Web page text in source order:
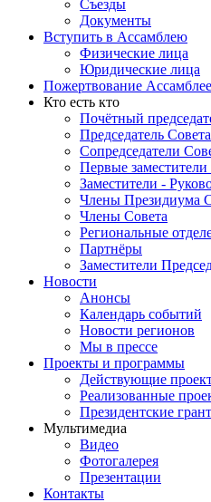
Съезды
Документы
Вступить в Ассамблею
Физические лица
Юридические лица
Пожертвование Ассамблее
Кто есть кто
Почётный
Председатель Совета
Сопредседатели
Первые заместители
Заместители -
Члены Президиума
Члены Совета
Региональные
Партнёры
Заместители
Новости
Анонсы
Календарь событий
Новости регионов
Мы в прессе
Проекты и программы
Действующие
Реализованные
Президентские
Мультимедиа
Видео
Фотогалерея
Презентации
Контакты